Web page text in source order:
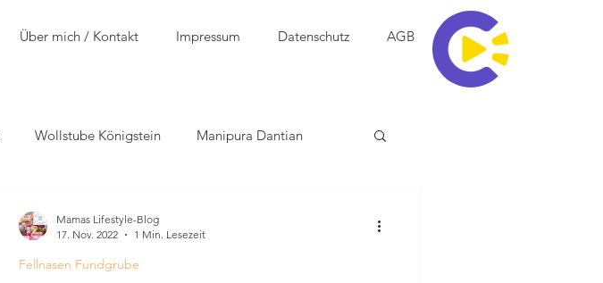
Über mich / Kontakt Impressum Datenschutz AGB
Wollstube Königstein Manipura Dantian
Fellnasen Fundgrube
Mamas Lifestyle-Blog
17. Nov. 2022
1 Min. Lesezeit